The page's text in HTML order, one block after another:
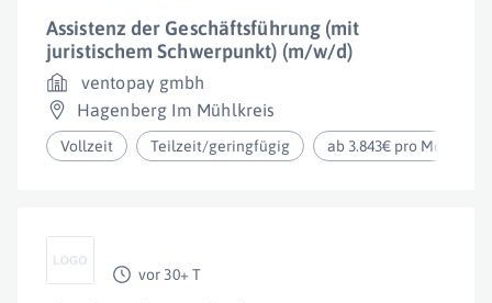
Assistenz der Geschäftsführung (mit
juristischem Schwerpunkt) (m/w/d)
ventopay gmbh
Hagenberg Im Mühlkreis
Vollzeit Teilzeit/geringfügig ab 3.843€ pro Monat
vor 30+ T